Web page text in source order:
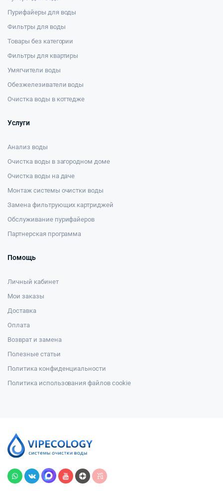
Пурифайеры для воды
Фильтры для воды
Товары без категории
Фильтры для квартиры
Умягчители воды
Обезжелезиватели воды
Очистка воды в коттедже
Услуги
Анализ воды
Очистка воды в загородном доме
Очистка воды на даче
Монтаж системы очистки воды
Замена фильтрующих картриджей
Обслуживание пурифайеров
Партнерская программа
Помощь
Личный кабинет
Мои заказы
Доставка
Оплата
Возврат и замена
Полезные статьи
Политика конфиденциальности
Политика использования файлов cookie